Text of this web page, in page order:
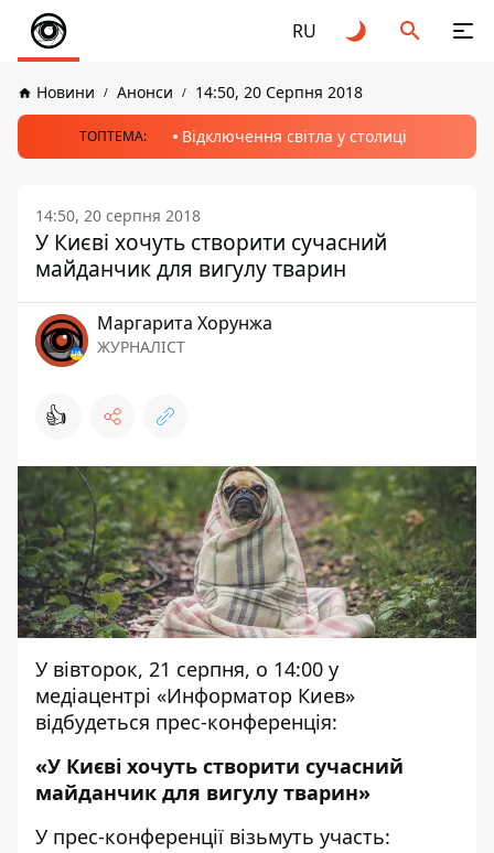
RU
Новини Анонси 14:50, 20 Серпня 2018
ТОПТЕМА: Відключення світла у столиці
14:50, 20 серпня 2018
У Києві хочуть створити сучасний
майданчик для вигулу тварин
Маргарита Хорунжа
ЖУРНАЛІСТ
👍
У вівторок, 21 серпня, о 14:00 у
медіацентрі «Информатор Киев»
відбудеться прес-конференція:
«У Києві хочуть створити сучасний
майданчик для вигулу тварин»
У прес-конференції візьмуть участь: